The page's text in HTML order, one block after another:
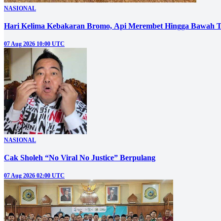
NASIONAL
Hari Kelima Kebakaran Bromo, Api Merembet Hingga Bawah
07 Aug 2026 10:00 UTC
NASIONAL
Cak Sholeh “No Viral No Justice” Berpulang
07 Aug 2026 02:00 UTC